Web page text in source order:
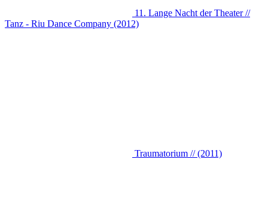
11. Lange Nacht der Theater //
Tanz - Riu Dance Company (2012)
Traumatorium // (2011)